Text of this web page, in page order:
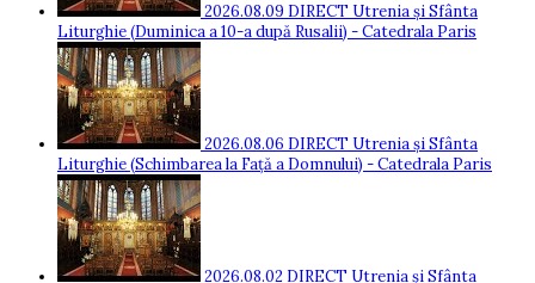
2026.08.09 DIRECT Utrenia și Sfânta
Liturghie (Duminica a 10-a după Rusalii) - Catedrala Paris
2026.08.06 DIRECT Utrenia și Sfânta
Liturghie (Schimbarea la Față a Domnului) - Catedrala Paris
2026.08.02 DIRECT Utrenia și Sfânta